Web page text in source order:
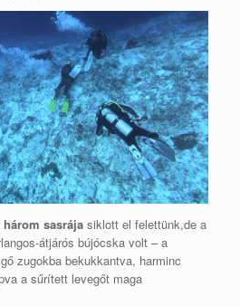
három sasrája siklott el felettünk,de a
átjárós bújócska volt – a
zugokba bekukkantva, harminc
a sűrített levegőt maga